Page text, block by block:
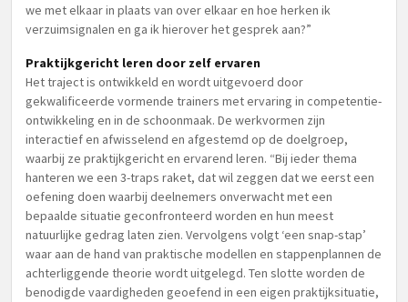
we met elkaar in plaats van over elkaar en hoe herken ik
verzuimsignalen en ga ik hierover het gesprek aan?”
Praktijkgericht leren door zelf ervaren
Het traject is ontwikkeld en wordt uitgevoerd door
gekwalificeerde vormende trainers met ervaring in competentie-
ontwikkeling en in de schoonmaak. De werkvormen zijn
interactief en afwisselend en afgestemd op de doelgroep,
waarbij ze praktijkgericht en ervarend leren. “Bij ieder thema
hanteren we een 3-traps raket, dat wil zeggen dat we eerst een
oefening doen waarbij deelnemers onverwacht met een
bepaalde situatie geconfronteerd worden en hun meest
natuurlijke gedrag laten zien. Vervolgens volgt ‘een snap-stap’
waar aan de hand van praktische modellen en stappenplannen de
achterliggende theorie wordt uitgelegd. Ten slotte worden de
benodigde vaardigheden geoefend in een eigen praktijksituatie,